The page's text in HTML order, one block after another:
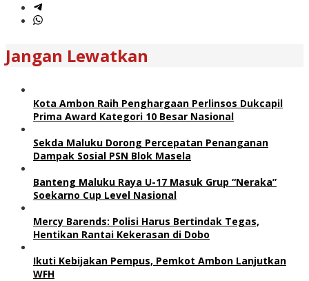
Jangan Lewatkan
Kota Ambon Raih Penghargaan Perlinsos Dukcapil
Prima Award Kategori 10 Besar Nasional
Sekda Maluku Dorong Percepatan Penanganan
Dampak Sosial PSN Blok Masela
Banteng Maluku Raya U-17 Masuk Grup “Neraka”
Soekarno Cup Level Nasional
Mercy Barends: Polisi Harus Bertindak Tegas,
Hentikan Rantai Kekerasan di Dobo
Ikuti Kebijakan Pempus, Pemkot Ambon Lanjutkan
WFH